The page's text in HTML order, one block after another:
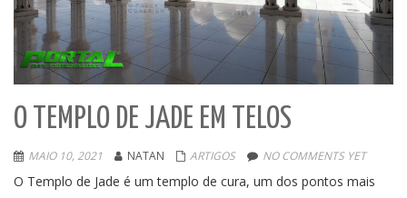
O TEMPLO DE JADE EM TELOS
MAIO 10, 2021 NATAN ARTIGOS NO COMMENTS YET
O Templo de Jade é um templo de cura, um dos pontos mais